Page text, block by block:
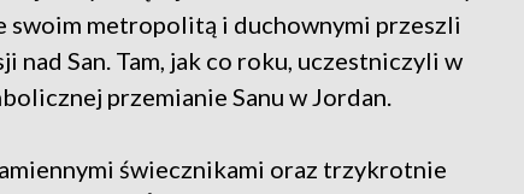
swoim metropolitą i duchownymi przeszli
nad San. Tam, jak co roku, uczestniczyli w
przemianie Sanu w Jordan.
świecznikami oraz trzykrotnie